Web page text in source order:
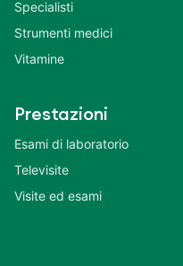
Specialisti
Strumenti medici
Vitamine
Prestazioni
Esami di laboratorio
Televisite
Visite ed esami